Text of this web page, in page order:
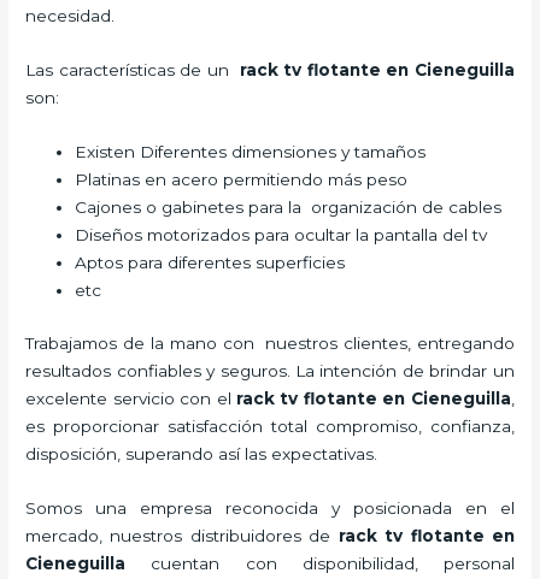
necesidad.
Las características de un rack tv flotante en Cieneguilla
son:
Existen Diferentes dimensiones y tamaños
Platinas en acero permitiendo más peso
Cajones o gabinetes para la organización de cables
Diseños motorizados para ocultar la pantalla del tv
Aptos para diferentes superficies
etc
Trabajamos de la mano con nuestros clientes, entregando
resultados confiables y seguros. La intención de brindar un
excelente servicio con el rack tv flotante en Cieneguilla
es proporcionar satisfacción total compromiso, confianza,
disposición, superando así las expectativas.
Somos una empresa reconocida y posicionada en el
mercado, nuestros distribuidores de rack tv flotante en
Cieneguilla cuentan con disponibilidad, personal